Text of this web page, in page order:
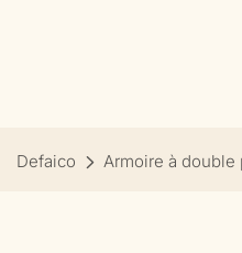
Defaico Armoire à double